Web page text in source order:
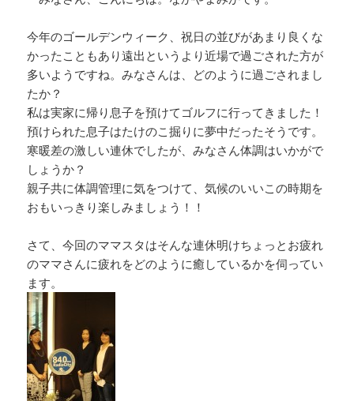
今年のゴールデンウィーク、祝日の並びがあまり良くな
かったこともあり遠出というより近場で過ごされた方が
多いようですね。みなさんは、どのように過ごされまし
たか？
私は実家に帰り息子を預けてゴルフに行ってきました！
預けられた息子はたけのこ掘りに夢中だったそうです。
寒暖差の激しい連休でしたが、みなさん体調はいかがで
しょうか？
親子共に体調管理に気をつけて、気候のいいこの時期を
おもいっきり楽しみましょう！！
さて、今回のママスタはそんな連休明けちょっとお疲れ
のママさんに疲れをどのように癒しているかを伺ってい
ます。